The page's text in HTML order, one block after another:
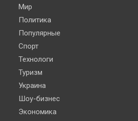
Мир
Политика
Популярные
Спорт
Технологи
Туризм
Украина
Шоу-бизнес
Экономика